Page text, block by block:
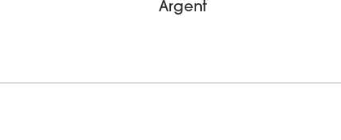
Argent